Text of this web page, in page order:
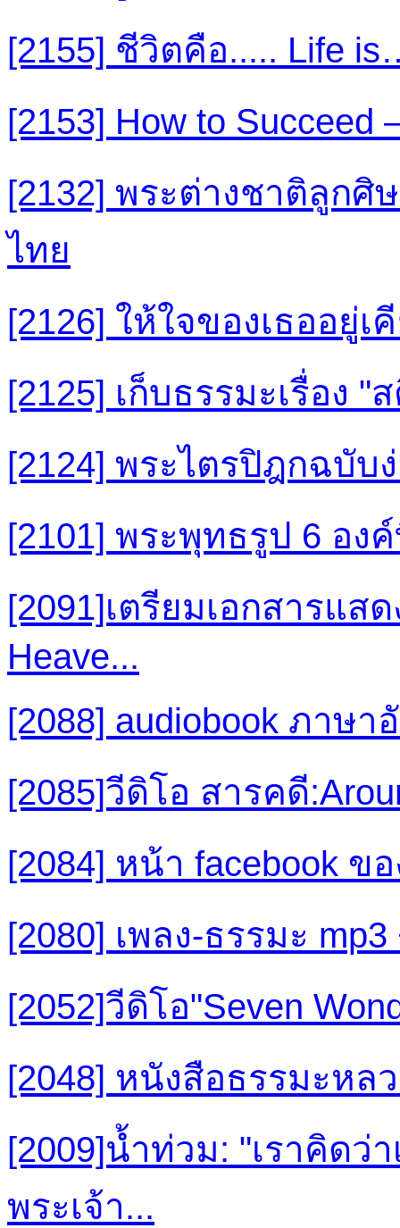
[2155] ชีวิตคือ..... Life
[2153] How to
[2132] พระต่างชาติลูกศิ
ไทย
[2126] ให้ใจของเธออยู่เ
[2125] เก็บธรรมะเรื่อง
[2124] พระไตรปิฎกฉบับ
[2101] พระพุทธรูป 6 อ
[2091]เตรียมเอกสารแส
Heave...
[2088] audiobook ภาษ
[2085]วีดิโอ สารคดี
[2084] หน้า facebook ข
[2080] เพลง-ธรรมะ
[2052]วีดิโอ"Seven
[2048] หนังสือธรรมะห
[2009]น้ำท่วม: "เราคิดว่
พระเจ้า...